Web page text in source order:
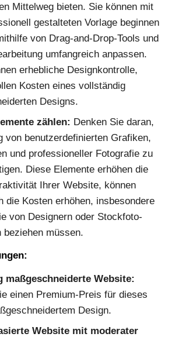
Mittelweg bieten. Sie können mit
gestalteten Vorlage beginnen
von Drag-and-Drop-Tools und
umfangreich anpassen.
erhebliche Designkontrolle,
Kosten eines vollständig
Designs.
zählen: Denken Sie daran,
von benutzerdefinierten Grafiken,
und professioneller Fotografie zu
Diese Elemente erhöhen die
Ihrer Website, können
die Kosten erhöhen, insbesondere
von Designern oder Stockfoto-
beziehen müssen.
maßgeschneiderte Website:
einen Premium-Preis für dieses
Design.
Website mit moderater